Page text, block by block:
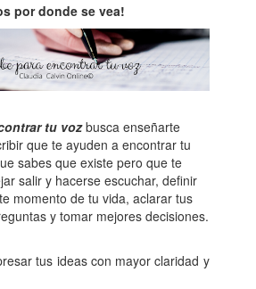
por donde se vea!
tu vozbusca enseñarte
que te ayuden a encontrar tu
sabes que existe pero que te
salir y hacerse escuchar, definir
momento de tu vida, aclarar tus
y tomar mejores decisiones.
tus ideas con mayor claridad y